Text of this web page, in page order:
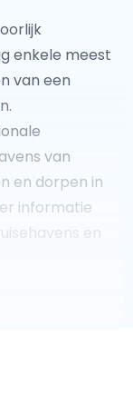
enkele meest
van een
van
en dorpen in
informatie
en